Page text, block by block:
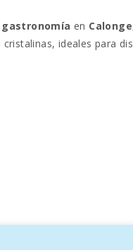
gastronomía en Calonge
cristalinas, ideales para